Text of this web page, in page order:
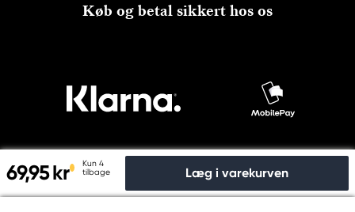
69,95 kr
Kun 4
tilbage
Læg i varekurven
Køb og betal sikkert hos os